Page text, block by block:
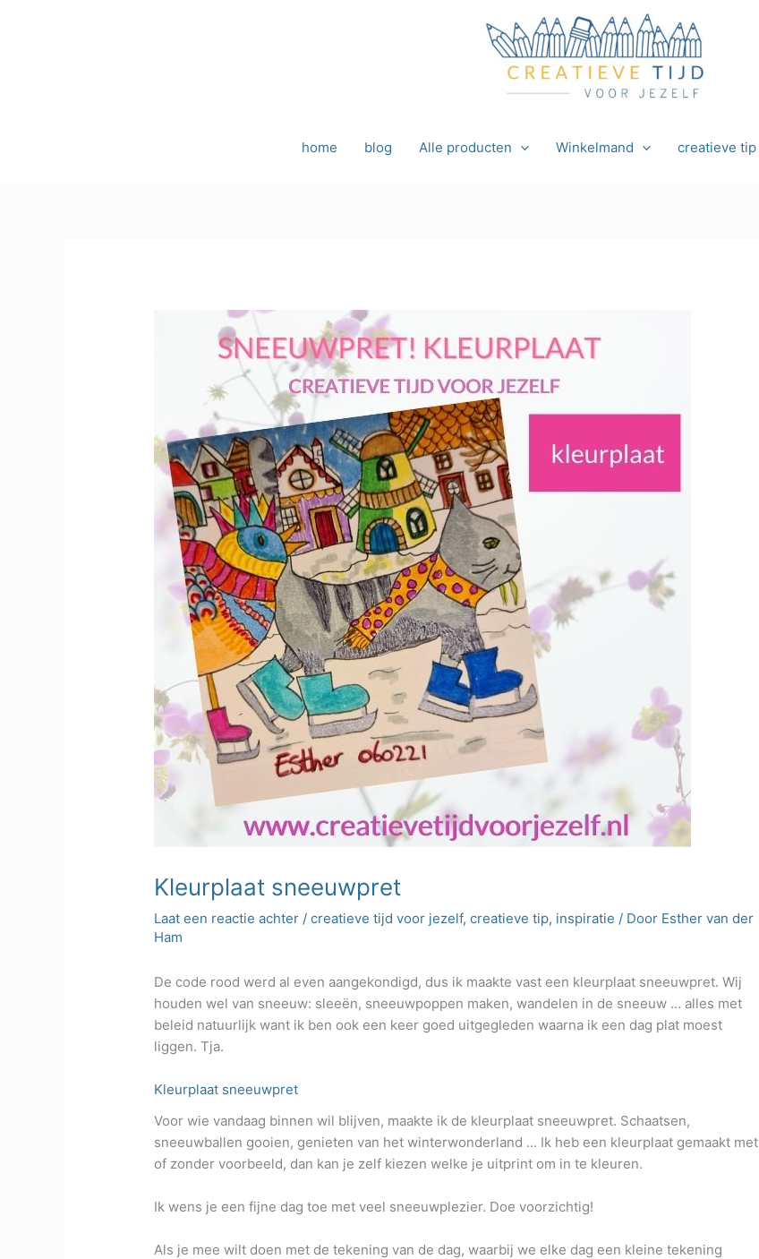
home blog Alle producten Winkelmand creatieve tip
Kleurplaat sneeuwpret
Laat een reactie achter /creatieve tijd voor jezelf,creatieve tip, inspiratie / Door Esther van der
Ham
De code rood werd al even aangekondigd, dus ik maakte vast een kleurplaat sneeuwpret. Wij
houden wel van sneeuw: sleeën, sneeuwpoppen maken, wandelen in de sneeuw … alles met
beleid natuurlijk want ik ben ook een keer goed uitgegleden waarna ik een dag plat moest
liggen. Tja.
Kleurplaat sneeuwpret
Voor wie vandaag binnen wil blijven, maakte ik de kleurplaat sneeuwpret. Schaatsen,
sneeuwballen gooien, genieten van het winterwonderland … Ik heb een kleurplaat gemaakt met
of zonder voorbeeld, dan kan je zelf kiezen welke je uitprint om in te kleuren.
Ik wens je een fijne dag toe met veel sneeuwplezier. Doe voorzichtig!
Als je mee wilt doen met de tekening van de dag, waarbij we elke dag een kleine tekening